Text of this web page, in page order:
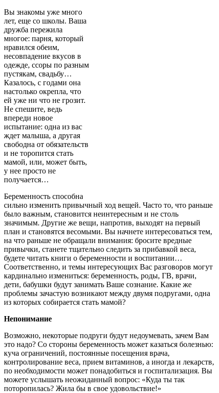
Вы знакомы уже много
лет, еще со школы. Ваша
дружба пережила
многое: парня, который
нравился обеим,
несовпадение вкусов в
одежде, ссоры по разным
пустякам, свадьбу…
Казалось, с годами она
настолько окрепла, что
ей уже ни что не грозит.
Не спешите, ведь
впереди новое
испытание: одна из вас
ждет малыша, а другая
свободна от обязательств
и не торопится стать
мамой, или, может быть,
у нее просто не
получается…
Беременность способна
сильно изменить привычный ход вещей. Часто то, что раньше
было важным, становится неинтересным и не столь
значимым. Другие же вещи, напротив, выходят на первый
план и становятся весомыми. Вы начнете интересоваться тем,
на что раньше не обращали внимания: бросите вредные
привычки, станете тщательно следить за прибавкой веса,
будете читать книги о беременности и воспитании…
Соответственно, и темы интересующих Вас разговоров могут
кардинально измениться: беременность, роды, ГВ, врачи,
дети, бабушки будут занимать Ваше сознание. Какие же
проблемы зачастую возникают между двумя подругами, одна
из которых собирается стать мамой?
Непонимание
Возможно, некоторые подруги будут недоумевать, зачем Вам
это надо? Со стороны беременность может казаться болезнью:
куча ограничений, постоянные посещения врача,
контролирование веса, прием витаминов, а иногда и лекарств,
по необходимости может понадобиться и госпитализация. Вы
можете услышать неожиданный вопрос: «Куда ты так
поторопилась? Жила бы в свое удовольствие!»